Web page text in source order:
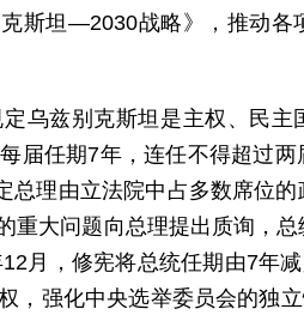
斯坦—2030战略》，推动各
乌兹别克斯坦是主权、民主
届任期7年，连任不得超过
理由立法院中占多数席位的
重大问题向总理提出质询，
月，修宪将总统任期由7年减
，强化中央选举委员会的独